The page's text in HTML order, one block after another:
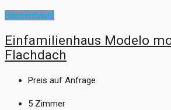
Hausentwurf
Einfamilienhaus Modelo
Flachdach
Preis auf Anfrage
5 Zimmer